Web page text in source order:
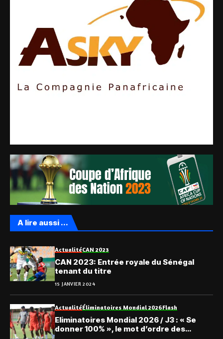
A lire aussi ...
ActualitéCAN 2023
CAN 2023: Entrée royale du Sénégal
tenant du titre
15 JANVIER 2024
ActualitéÉliminatoires Mondial 2026Flash
Eliminatoires Mondial 2026 / J3 : « Se
donner 100% », le mot d’ordre des